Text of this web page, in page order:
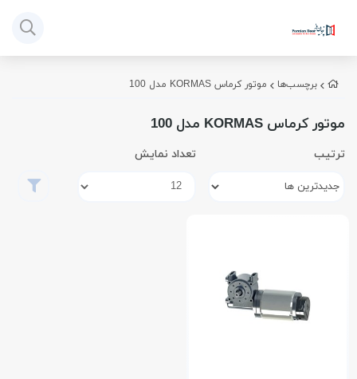
برچسب‌ها موتور کرماس KORMAS مدل 100
موتور کرماس KORMAS مدل 100
ترتیب تعداد نمایش